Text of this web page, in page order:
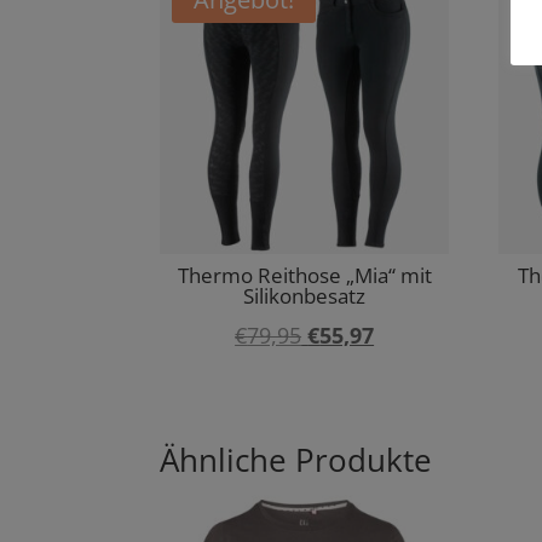
Thermo Reithose „Mia“ mit
Silikonbesatz
€79,95 Ursprünglicher
€79,95
€55,97Aktueller
€55,97.
Ähnliche Produkte